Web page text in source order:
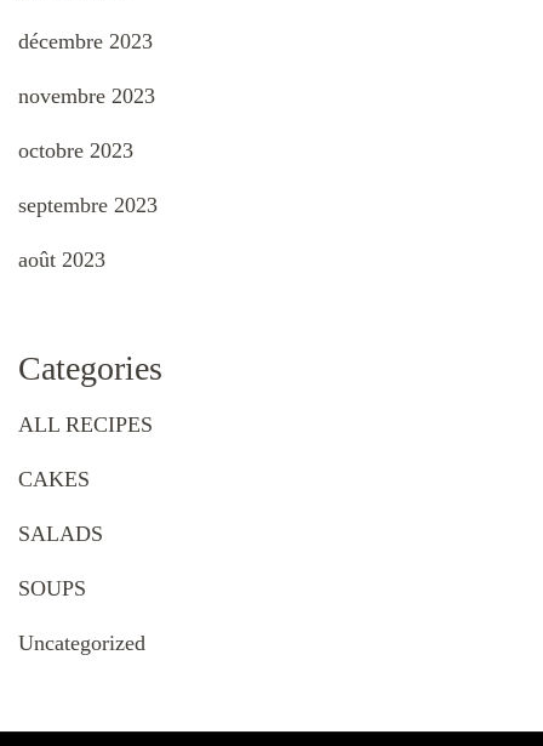
décembre 2023
novembre 2023
octobre 2023
septembre 2023
août 2023
Categories
ALL RECIPES
CAKES
SALADS
SOUPS
Uncategorized